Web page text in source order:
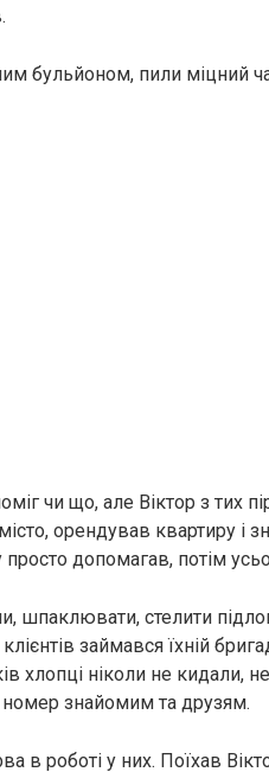
бульйоном, пили міцний
чи що, але Віктор з тих
місто, орендував квартиру
просто допомагав, потім
шпаклювати, стелити
займався їхній
хлопці ніколи не кидали,
номер знайомим та друзям.
в роботі у них. Поїхав